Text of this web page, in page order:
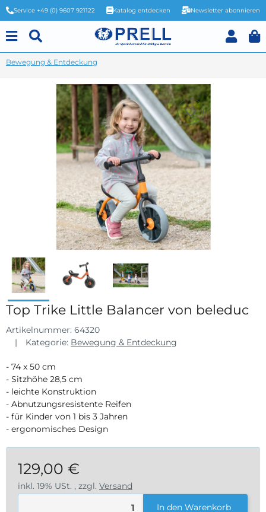
Service +49 (0) 9607 921122 Katalog entdecken Newsletter abonnieren
Bewegung & Entdeckung
Top Trike Little Balancer von beleduc
Artikelnummer: 64320
Kategorie: Bewegung & Entdeckung
- 74 x 50 cm
- Sitzhöhe 28,5 cm
- leichte Konstruktion
- Abnutzungsresistente Reifen
- für Kinder von 1 bis 3 Jahren
- ergonomisches Design
129,00 €
inkl. 19% USt. , zzgl. Versand
In den Warenkorb